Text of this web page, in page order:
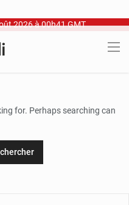
2026 à 00h41 GMT
for. Perhaps searching can